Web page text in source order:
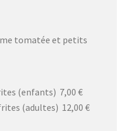
tomatée et petits
(enfants) 7,00 €
(adultes) 12,00 €